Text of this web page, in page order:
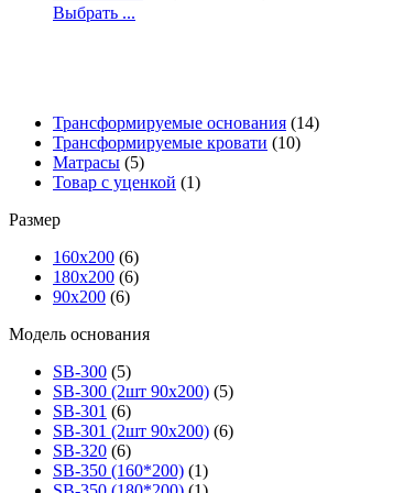
Выбрать ...
Трансформируемые основания (14)
Трансформируемые кровати (10)
Матрасы (5)
Товар с уценкой (1)
Размер
160х200 (6)
180х200 (6)
90х200 (6)
Модель основания
SB-300 (5)
SB-300 (2шт 90х200) (5)
SB-301 (6)
SB-301 (2шт 90х200) (6)
SB-320 (6)
SB-350 (160*200) (1)